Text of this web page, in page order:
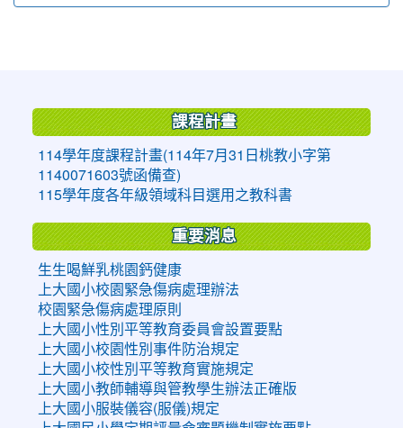
課程計畫
114學年度課程計畫(114年7月31日桃教小字第
1140071603號函備查)
115學年度各年級領域科目選用之教科書
重要消息
生生喝鮮乳桃園鈣健康
上大國小校園緊急傷病處理辦法
校園緊急傷病處理原則
上大國小性別平等教育委員會設置要點
上大國小校園性別事件防治規定
上大國小校性別平等教育實施規定
上大國小教師輔導與管教學生辦法正確版
上大國小服裝儀容(服儀)規定